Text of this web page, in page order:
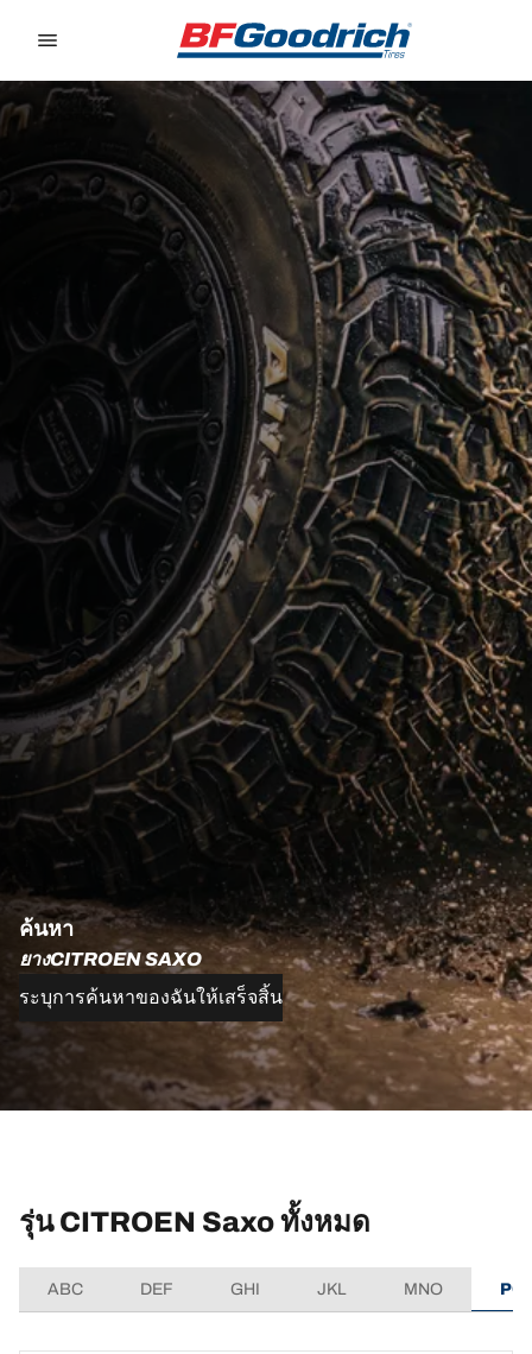
ค้นหา
ยางCITROEN SAXO
ระบุการค้นหาของฉันให้เสร็จสิ้น
รุ่น CITROEN Saxo ทั้งหมด
ABC DEF GHI JKL MNO